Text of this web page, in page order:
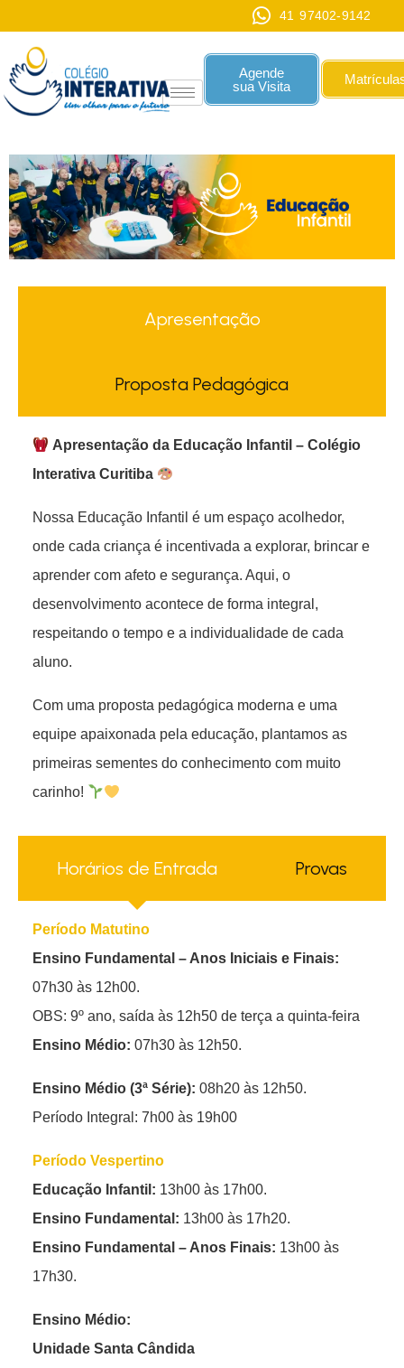
41 97402-9142
Agende
sua Visita
Apresentação
Proposta Pedagógica
Apresentação da Educação Infantil – Colégio
Interativa Curitiba
Nossa Educação Infantil é um espaço acolhedor,
onde cada criança é incentivada a explorar, brincar e
aprender com afeto e segurança. Aqui, o
desenvolvimento acontece de forma integral,
respeitando o tempo e a individualidade de cada
aluno.
Com uma proposta pedagógica moderna e uma
equipe apaixonada pela educação, plantamos as
primeiras sementes do conhecimento com muito
carinho!
Horários de Entrada Provas
Período Matutino
Ensino Fundamental – Anos Iniciais e Finais:
07h30 às 12h00.
OBS: 9º ano, saída às 12h50 de terça a quinta-feira
Ensino Médio: 07h30 às 12h50.
Ensino Médio (3ª Série): 08h20 às 12h50.
Período Integral: 7h00 às 19h00
Período Vespertino
Educação Infantil: 13h00 às 17h00.
Ensino Fundamental: 13h00 às 17h20.
Ensino Fundamental – Anos Finais: 13h00 às
17h30.
Ensino Médio:
Unidade Santa Cândida